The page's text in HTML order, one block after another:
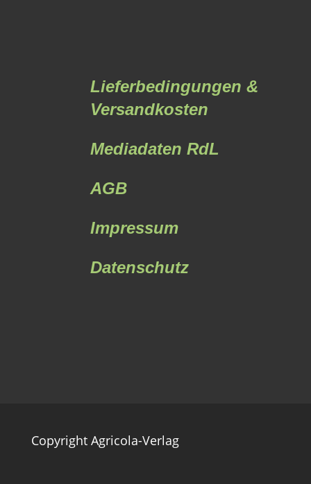
Lieferbedingungen &
Versandkosten
Mediadaten RdL
AGB
Impressum
Datenschutz
Copyright Agricola-Verlag